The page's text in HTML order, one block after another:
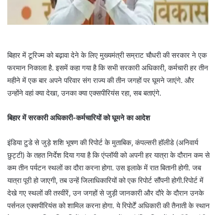
बिहार में टूरिज्म को बढ़ावा देने के लिए मुख्यमंत्री सम्राट चौधरी की सरकार ने एक
फरमान निकाला है. इसमें कहा गया है कि सभी सरकारी अधिकारी, कर्मचारी हर तीन
महीने में एक बार अपने परिवार संग राज्य की तीन जगहों पर घूमने जाएंगे. और
उन्होंने वहां क्या देखा, उनका क्या एक्सपीरियंस रहा, सब बताएंगे.
बिहार में सरकारी अधिकारी-कर्मचारियों को घूमने का आदेश
इंडिया टुडे से जुड़े शशि भूषण की रिपोर्ट के मुताबिक, कंपल्सरी हॉलीडे (अनिवार्य
छुट्टी) के तहत निर्देश दिया गया है कि एंप्लॉयी को अपनी हर यात्रा के दौरान कम से
कम तीन पर्यटन स्थलों का दौरा करना होगा. उस इलाके में रात बितानी होगी. जब
यात्रा पूरी हो जाएगी, तब उन्हें जिलाधिकारियों को एक रिपोर्ट सौंपनी होगी.रिपोर्ट में
देखे गए स्थलों की तस्वीरें, उन जगहों से जुड़ी जानकारी और दौरे के दौरान उनके
पर्सनल एक्सपीरियंस को शामिल करना होगा. ये रिपोर्टें अधिकारी की तैनाती के स्थान